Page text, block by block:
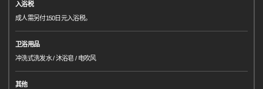
入浴税
成人需另付150日元入浴税。
卫浴用品
冲洗式洗发水 / 沐浴皂 / 电吹风
其他